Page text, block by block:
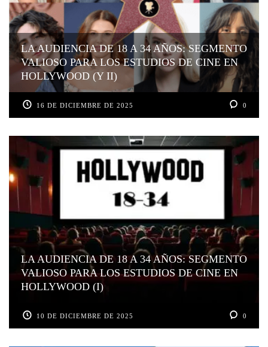
LA AUDIENCIA DE 18 A 34 AÑOS: SEGMENTO
VALIOSO PARA LOS ESTUDIOS DE CINE EN
HOLLYWOOD (Y II)
16 DE DICIEMBRE DE 2025 0
LA AUDIENCIA DE 18 A 34 AÑOS: SEGMENTO
VALIOSO PARA LOS ESTUDIOS DE CINE EN
HOLLYWOOD (I)
10 DE DICIEMBRE DE 2025 0